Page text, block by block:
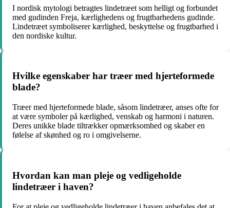
I nordisk mytologi betragtes lindetræet som helligt og forbundet
med gudinden Freja, kærlighedens og frugtbarhedens gudinde.
Lindetræet symboliserer kærlighed, beskyttelse og frugtbarhed i
den nordiske kultur.
Hvilke egenskaber har træer med hjerteformede
blade?
Træer med hjerteformede blade, såsom lindetræer, anses ofte for
at være symboler på kærlighed, venskab og harmoni i naturen.
Deres unikke blade tiltrækker opmærksomhed og skaber en
følelse af skønhed og ro i omgivelserne.
Hvordan kan man pleje og vedligeholde
lindetræer i haven?